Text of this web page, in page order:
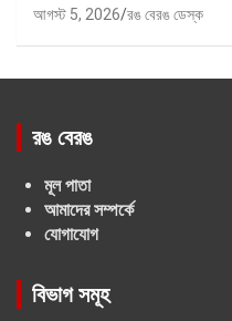
আগস্ট 5, 2026 রঙ বেরঙ ডেস্ক
রঙ বেরঙ
মূল পাতা
আমাদের সম্পর্কে
যোগাযোগ
বিভাগ সমূহ